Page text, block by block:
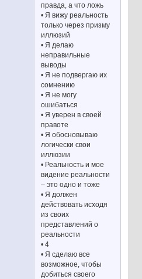
правда, а что ложь
• Я вижу реальность
только через призму
иллюзий
• Я делаю
неправильные
выводы
• Я не подвергаю их
сомнению
• Я не могу
ошибаться
• Я уверен в своей
правоте
• Я обосновываю
логически свои
иллюзии
• Реальность и мое
видение реальности
– это одно и тоже
• Я должен
действовать исходя
из своих
представлений о
реальности
• 4
• Я сделаю все
возможное, чтобы
добиться своего